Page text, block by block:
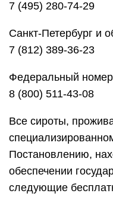
7 (495) 280-74-29
Санкт-Петербург и
7 (812) 389-36-23
Федеральный номер
8 (800) 511-43-08
Все сироты,
Постановлению,
обеспечении
следующие